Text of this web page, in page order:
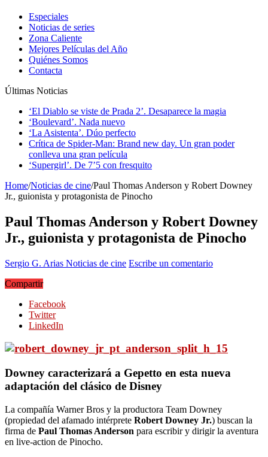
Especiales
Noticias de series
Zona Caliente
Mejores Películas del Año
Quiénes Somos
Contacta
Últimas Noticias
‘El Diablo se viste de Prada 2’. Desaparece la magia
‘Boulevard’. Nada nuevo
‘La Asistenta’. Dúo perfecto
Crítica de Spider-Man: Brand new day. Un gran poder
conlleva una gran película
‘Supergirl’. De 7’5 con fresquito
Home/Noticias de cine/Paul Thomas Anderson y Robert Downey
Jr., guionista y protagonista de Pinocho
Paul Thomas Anderson y Robert Downey
Jr., guionista y protagonista de Pinocho
Sergio G. Arias Noticias de cine Escribe un comentario
Compartir
Facebook
Twitter
LinkedIn
Downey caracterizará a Gepetto en esta nueva
adaptación del clásico de Disney
La compañía Warner Bros y la productora Team Downey
(propiedad del afamado intérprete Robert Downey Jr.) buscan la
firma de Paul Thomas Anderson para escribir y dirigir la aventura
en live-action de Pinocho.